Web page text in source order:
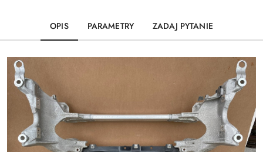
OPIS PARAMETRY ZADAJ PYTANIE